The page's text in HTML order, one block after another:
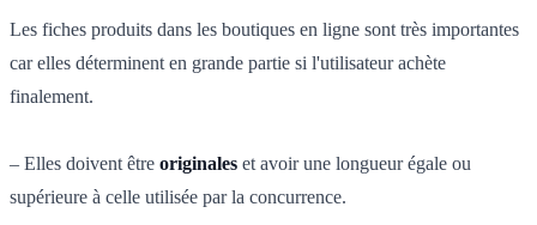
Les fiches produits dans les boutiques en ligne sont très importantes
car elles déterminent en grande partie si l'utilisateur achète
finalement.
– Elles doivent être originales et avoir une longueur égale ou
supérieure à celle utilisée par la concurrence.